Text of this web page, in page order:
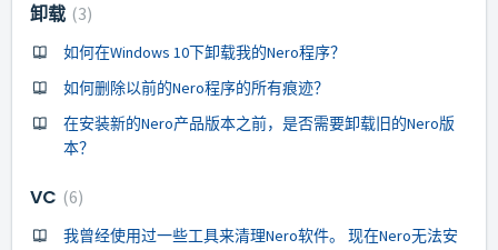
卸载 3
如何在Windows 10下卸载我的Nero程序？
如何删除以前的Nero程序的所有痕迹？
在安装新的Nero产品版本之前，是否需要卸载旧的Nero版
本？
VC 6
我曾经使用过一些工具来清理Nero软件。 现在Nero无法安